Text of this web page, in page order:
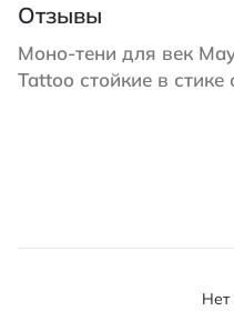
Отзывы
Моно-тени для век
Tattoo стойкие в стике
Нет